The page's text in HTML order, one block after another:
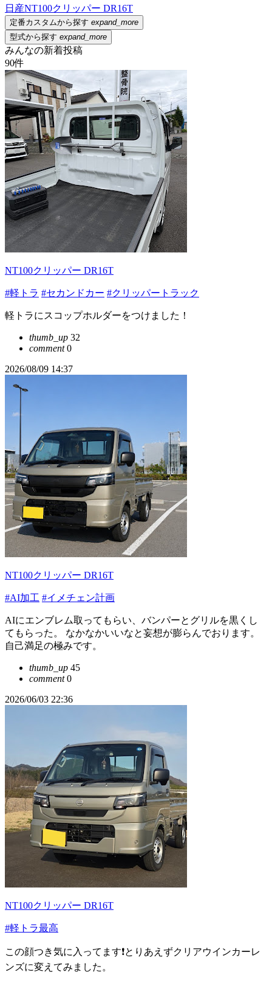
日産NT100クリッパー DR16T
定番カスタムから探す expand_more
型式から探す expand_more
みんなの新着投稿
90件
NT100クリッパー DR16T
#軽トラ #セカンドカー #クリッパートラック
軽トラにスコップホルダーをつけました！
thumb_up 32
comment0
2026/08/09 14:37
NT100クリッパー DR16T
#AI加工 #イメチェン計画
AIにエンブレム取ってもらい、バンパーとグリルを黒くし
てもらった。 なかなかいいなと妄想が膨らんでおります。
自己満足の極みです。
thumb_up 45
comment0
2026/06/03 22:36
NT100クリッパー DR16T
#軽トラ最高
この顔つき気に入ってます❗とりあえずクリアウインカーレ
ンズに変えてみました。